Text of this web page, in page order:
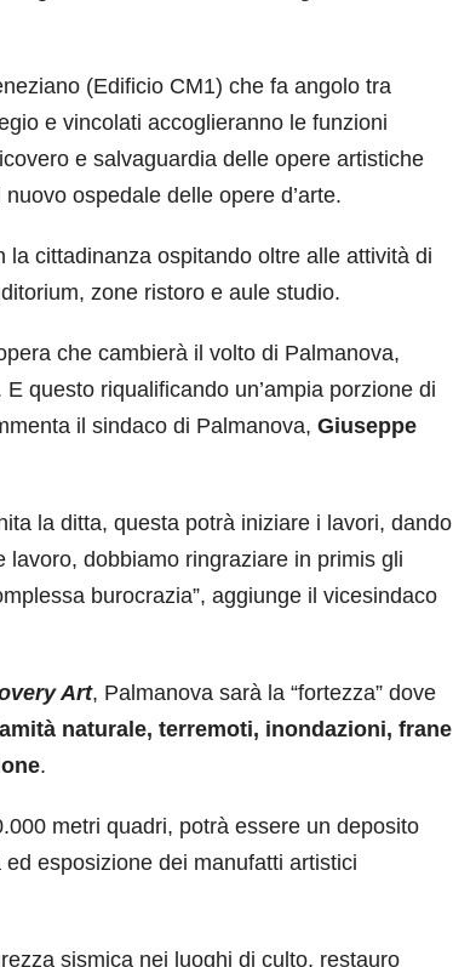
(Edificio CM1) che fa angolo tra
e vincolati accoglieranno le funzioni
e salvaguardia delle opere artistiche
ospedale delle opere d’arte.
cittadinanza ospitando oltre alle attività di
zone ristoro e aule studio.
che cambierà il volto di Palmanova,
questo riqualificando un’ampia porzione di
il sindaco di Palmanova, Giuseppe
la ditta, questa potrà iniziare i lavori, dando
lavoro, dobbiamo ringraziare in primis gli
burocrazia”, aggiunge il vicesindaco
Art, Palmanova sarà la “fortezza” dove
naturale, terremoti, inondazioni, frane
.
metri quadri, potrà essere un deposito
esposizione dei manufatti artistici
sismica nei luoghi di culto, restauro